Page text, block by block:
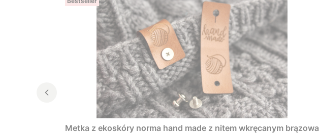
Metka z ekoskóry norma hand made z nitem wkręcanym brązowa